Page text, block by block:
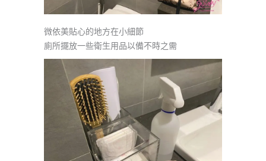
微依美貼心的地方在小細節
廁所擺放一些衛生用品以備不時之需